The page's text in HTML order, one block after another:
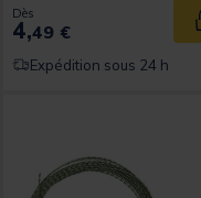
Dès
4,49 €
Expédition sous 24 h